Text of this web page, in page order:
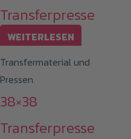
Transferpresse
WEITERLESEN
Transfermaterial und
Pressen
38×38
Transferpresse